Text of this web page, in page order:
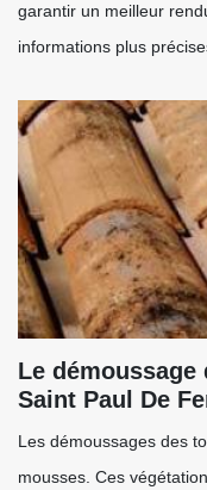
garantir un meilleur
informations plus
Le
Saint Paul De
Les démoussages des
mousses. Ces